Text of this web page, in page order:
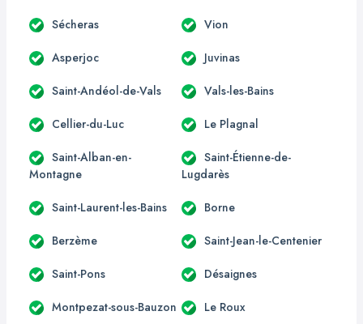
Sécheras Vion
Asperjoc Juvinas
Saint-Andéol-de-Vals Vals-les-Bains
Cellier-du-Luc Le Plagnal
Saint-Alban-en-
Montagne
Saint-Étienne-de-
Lugdarès
Saint-Laurent-les-Bains Borne
Berzème Saint-Jean-le-Centenier
Saint-Pons Désaignes
Montpezat-sous-Bauzon Le Roux